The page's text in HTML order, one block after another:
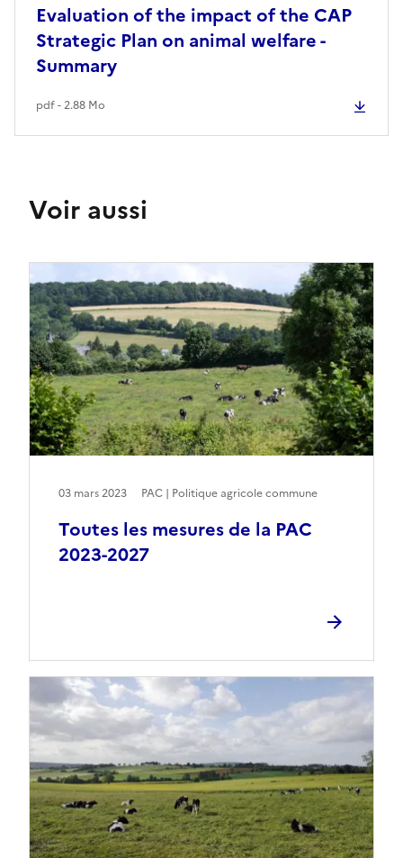
Evaluation of the impact of the CAP
Strategic Plan on animal welfare -
Summary
pdf - 2.88 Mo
Voir aussi
Toutes les mesures de la PAC
2023-2027
03 mars 2023 PAC | Politique agricole commune